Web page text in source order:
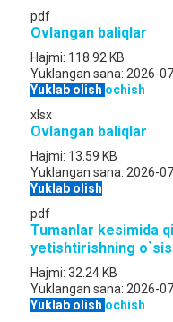
pdf
Ovlangan baliqlar
Hajmi: 118.92 KB
Yuklangan sana: 2026-
Yuklab olish ochish
xlsx
Ovlangan baliqlar
Hajmi: 13.59 KB
Yuklangan sana: 2026-
Yuklab olish
pdf
Tumanlar kesimida
yetishtirishning
Hajmi: 32.24 KB
Yuklangan sana: 2026-
Yuklab olish ochish